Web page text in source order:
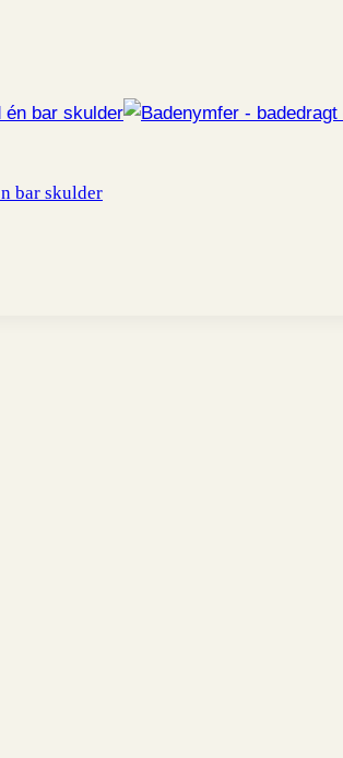
bar skulder